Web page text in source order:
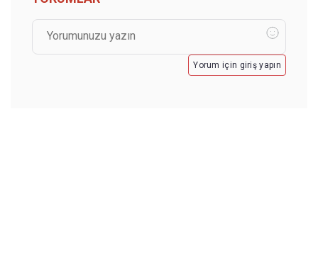
Yorum için giriş yapın